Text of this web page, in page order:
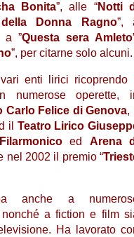
Bonita”, alle “Notti
Donna Ragno”,
a ”Questa sera Amleto
”, per citarne solo alcuni.
enti lirici ricoprendo
numerose operette,
Carlo Felice di Genova,
il Teatro Lirico
ed Arena
nel 2002 il premio “
anche a
a fiction e film
Ha lavorato